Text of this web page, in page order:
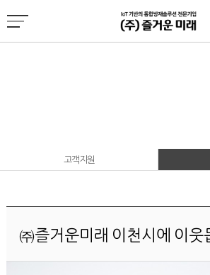
고객지원
㈜즐거운미래 이천시에 이웃